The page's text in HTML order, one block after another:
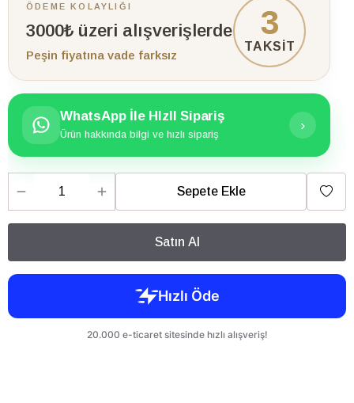
ÖDEME KOLAYLIĞI
3000₺ üzeri alışverişlerde
Peşin fiyatına vade farksız
3
TAKSİT
WhatsApp İle HIzlI Sipariş
Ürün hakkında bilgi ve hızlı sipariş
›
Sepete Ekle
Satın Al